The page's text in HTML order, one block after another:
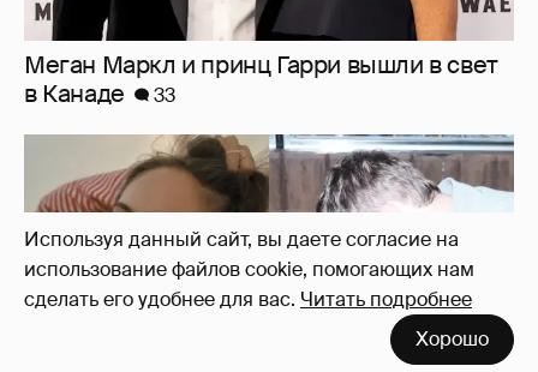
Используя данный сайт, вы даете согласие на
использование файлов cookie, помогающих нам
сделать его удобнее для вас. Читать подробнее
Хорошо
"Лолита". Аглая Тарасова снялась в мини-